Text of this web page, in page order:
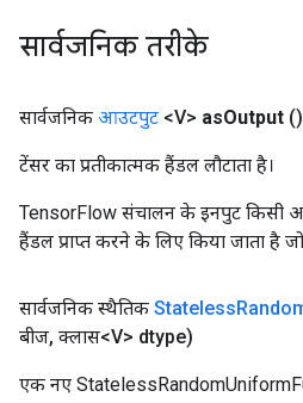
सार्वजनिक तरीके
सार्वजनिक आउटपुट <V> asOutput ()
टेंसर का प्रतीकात्मक हैंडल लौटाता है।
TensorFlow संचालन के इनपुट किसी
हैंडल प्राप्त करने के लिए किया जाता है
सार्वजनिक स्थैतिक Stateless
बीज, क्लास<V> dtype)
एक नए